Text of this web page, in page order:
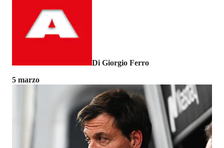
Di Giorgio Ferro
5 marzo